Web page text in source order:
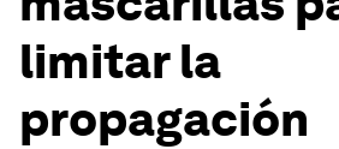
limitar la
propagación